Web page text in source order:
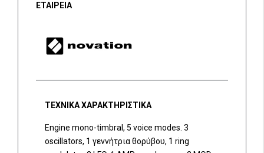
ΕΤΑΙΡΕΙΑ
ΤΕΧΝΙΚΑ ΧΑΡΑΚΤΗΡΙΣΤΙΚΑ
Engine mono-timbral, 5 voice modes. 3
oscillators, 1 γεννήτρια θορύβου, 1 ring